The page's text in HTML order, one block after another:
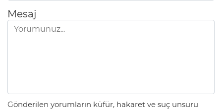
Mesaj
Gönderilen yorumların küfür, hakaret ve suç unsuru